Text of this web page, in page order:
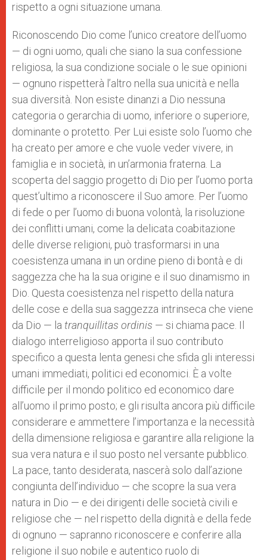
rispetto a ogni situazione umana.
Riconoscendo Dio come l’unico creatore dell’uomo
— di ogni uomo, quali che siano la sua confessione
religiosa, la sua condizione sociale o le sue opinioni
— ognuno rispetterà l’altro nella sua unicità e nella
sua diversità. Non esiste dinanzi a Dio nessuna
categoria o gerarchia di uomo, inferiore o superiore,
dominante o protetto. Per Lui esiste solo l’uomo che
ha creato per amore e che vuole veder vivere, in
famiglia e in società, in un’armonia fraterna. La
scoperta del saggio progetto di Dio per l’uomo porta
quest’ultimo a riconoscere il Suo amore. Per l’uomo
di fede o per l’uomo di buona volontà, la risoluzione
dei conflitti umani, come la delicata coabitazione
delle diverse religioni, può trasformarsi in una
coesistenza umana in un ordine pieno di bontà e di
saggezza che ha la sua origine e il suo dinamismo in
Dio. Questa coesistenza nel rispetto della natura
delle cose e della sua saggezza intrinseca che viene
da Dio — la tranquillitas ordinis — si chiama pace. Il
dialogo interreligioso apporta il suo contributo
specifico a questa lenta genesi che sfida gli interessi
umani immediati, politici ed economici. È a volte
difficile per il mondo politico ed economico dare
all’uomo il primo posto; e gli risulta ancora più difficile
considerare e ammettere l’importanza e la necessità
della dimensione religiosa e garantire alla religione la
sua vera natura e il suo posto nel versante pubblico.
La pace, tanto desiderata, nascerà solo dall’azione
congiunta dell’individuo — che scopre la sua vera
natura in Dio — e dei dirigenti delle società civili e
religiose che — nel rispetto della dignità e della fede
di ognuno — sapranno riconoscere e conferire alla
religione il suo nobile e autentico ruolo di